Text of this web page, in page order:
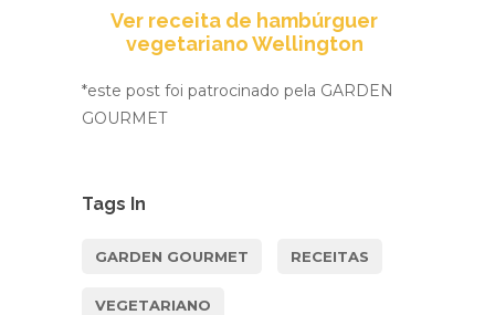
Ver receita de hambúrguer
vegetariano Wellington
*este post foi patrocinado pela GARDEN
GOURMET
Tags In
GARDEN GOURMET RECEITAS
VEGETARIANO